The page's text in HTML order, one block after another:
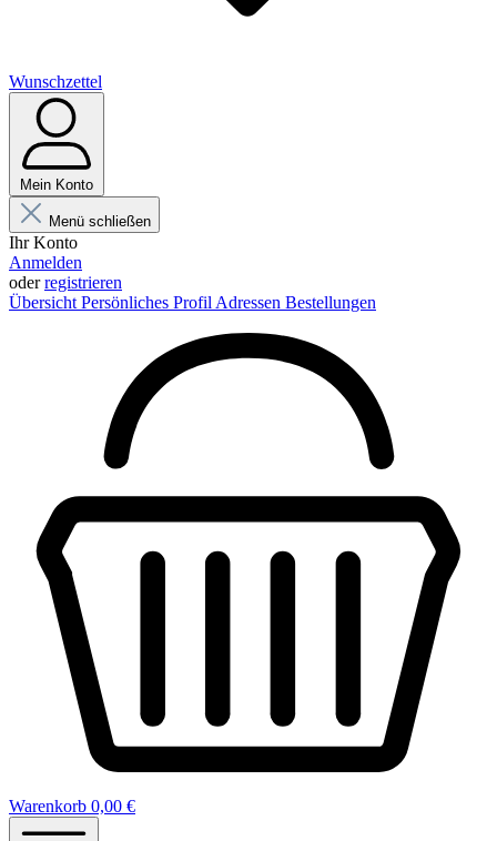
Wunschzettel
Mein Konto
Menü schließen
Ihr Konto
Anmelden
oderregistrieren
Übersicht Persönliches Profil Adressen Bestellungen
Warenkorb 0,00 €